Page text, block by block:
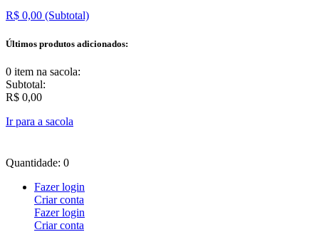
R$ 0,00 (Subtotal)
Últimos produtos adicionados:
0 item na sacola:
Subtotal:
R$ 0,00
Ir para a sacola
Quantidade: 0
Fazer login
Criar conta
Fazer login
Criar conta